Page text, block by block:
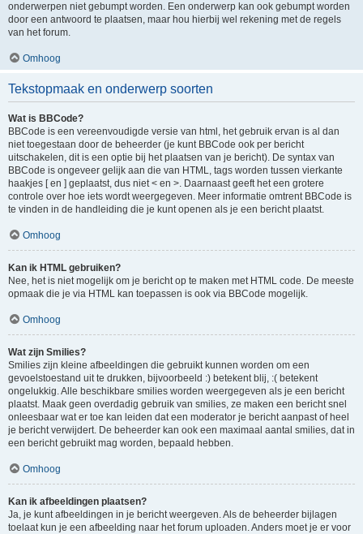
onderwerpen niet gebumpt worden. Een onderwerp kan ook gebumpt worden
door een antwoord te plaatsen, maar hou hierbij wel rekening met de regels
van het forum.
Omhoog
Tekstopmaak en onderwerp soorten
Wat is BBCode?
BBCode is een vereenvoudigde versie van html, het gebruik ervan is al dan
niet toegestaan door de beheerder (je kunt BBCode ook per bericht
uitschakelen, dit is een optie bij het plaatsen van je bericht). De syntax van
BBCode is ongeveer gelijk aan die van HTML, tags worden tussen vierkante
haakjes [ en ] geplaatst, dus niet < en >. Daarnaast geeft het een grotere
controle over hoe iets wordt weergegeven. Meer informatie omtrent BBCode is
te vinden in de handleiding die je kunt openen als je een bericht plaatst.
Omhoog
Kan ik HTML gebruiken?
Nee, het is niet mogelijk om je bericht op te maken met HTML code. De meeste
opmaak die je via HTML kan toepassen is ook via BBCode mogelijk.
Omhoog
Wat zijn Smilies?
Smilies zijn kleine afbeeldingen die gebruikt kunnen worden om een
gevoelstoestand uit te drukken, bijvoorbeeld :) betekent blij, :( betekent
ongelukkig. Alle beschikbare smilies worden weergegeven als je een bericht
plaatst. Maak geen overdadig gebruik van smilies, ze maken een bericht snel
onleesbaar wat er toe kan leiden dat een moderator je bericht aanpast of heel
je bericht verwijdert. De beheerder kan ook een maximaal aantal smilies, dat in
een bericht gebruikt mag worden, bepaald hebben.
Omhoog
Kan ik afbeeldingen plaatsen?
Ja, je kunt afbeeldingen in je bericht weergeven. Als de beheerder bijlagen
toelaat kun je een afbeelding naar het forum uploaden. Anders moet je er voor